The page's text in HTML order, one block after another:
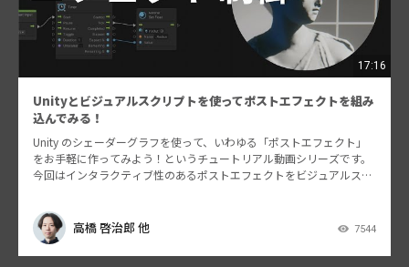
17:16
Unityとビジュアルスクリプトを使ってポストエフェクトを組み
込んでみる！
Unity のシェーダーグラフを使って、いわゆる「ポストエフェクト」
をお手軽に作ってみよう！というチュートリアル動画シリーズです。
今回はインタラクティブ性のあるポストエフェクトをビジュアルスク
高橋 啓治郎 他 7544